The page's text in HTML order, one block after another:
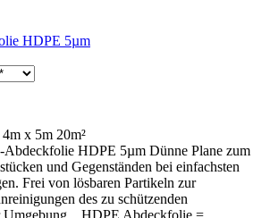
HDPE 5µm
4m x 5m 20m²
Abdeckfolie HDPE 5µm Dünne Plane zum
und Gegenständen bei einfachsten
Frei von lösbaren Partikeln zur
des zu schützenden